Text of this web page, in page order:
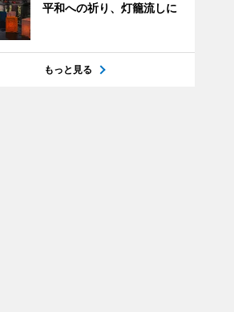
平和への祈り、灯籠流しに
もっと見る